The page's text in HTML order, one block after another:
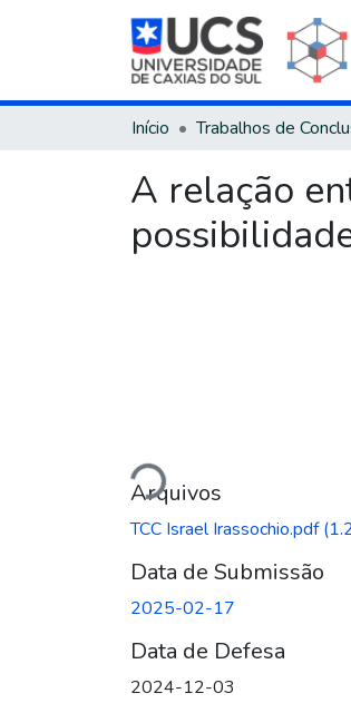
Início
A relação
Carregando...
Arquivos
TCC Israel Irassochio.pdf
Data de Submissão
2025-02-17
Data de Defesa
2024-12-03